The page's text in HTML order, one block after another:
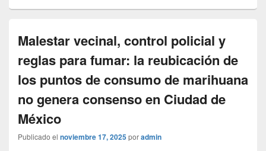
Malestar vecinal, control policial y
reglas para fumar: la reubicación de
los puntos de consumo de marihuana
no genera consenso en Ciudad de
México
Publicado el noviembre 17, 2025poradmin